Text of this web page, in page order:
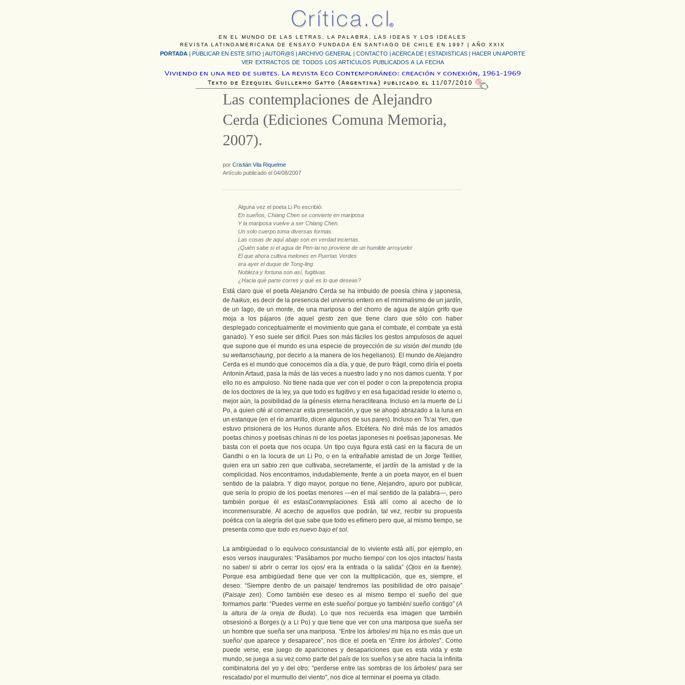
EN EL MUNDO DE LAS LETRAS, LA PALABRA, LAS IDEAS Y LOS IDEALES
REVISTA LATINOAMERICANA DE ENSAYO FUNDADA EN SANTIAGO DE CHILE EN 1997 | AÑO XXIX
PORTADA | PUBLICAR EN ESTE SITIO | AUTOR@S | ARCHIVO GENERAL | CONTACTO | ACERCA DE | ESTADISTICAS | HACER UN APORTE
VER EXTRACTOS DE TODOS LOS ARTICULOS PUBLICADOS A LA FECHA
Las contemplaciones de Alejandro
Cerda (Ediciones Comuna Memoria,
2007).
por Cristián Vila Riquelme
Artículo publicado el 04/08/2007
Alguna vez el poeta Li Po escribió:
En sueños, Chiang Chen se convierte en mariposa
Y la mariposa vuelve a ser Chiang Chen.
Un solo cuerpo toma diversas formas.
Las cosas de aquí abajo son en verdad inciertas.
¡Quién sabe si el agua de Pen-lai no proviene de un humilde arroyuelo!
El que ahora cultiva melones en Puertas Verdes
era ayer el duque de Tong-ling.
Nobleza y fortuna son así, fugitivas.
¿Hacia qué parte corres y qué es lo que deseas?
Está claro que el poeta Alejandro Cerda se ha imbuido de poesía china y japonesa,
de haikus, es decir de la presencia del universo entero en el minimalismo de un jardín,
de un lago, de un monte, de una mariposa o del chorro de agua de algún grifo que
moja a los pájaros (de aquel gestozen que tiene claro que sólo con haber
desplegado conceptualmente el movimiento que gana el combate, el combate ya está
ganado). Y eso suele ser difícil. Pues son más fáciles los gestos ampulosos de aquel
que supone que el mundo es una especie de proyección desu visión del mundo (de
suweltanschaung, por decirlo a la manera de los hegelianos). El mundo de Alejandro
Cerda es el mundo que conocemos día a día, y que, de puro frágil, como diría el poeta
Antonin Artaud, pasa la más de las veces a nuestro lado y no nos damos cuenta. Y por
ello no es ampuloso. No tiene nada que ver con el poder o con la prepotencia propia
de los doctores de la ley, ya que todo es fugitivo y en esa fugacidad reside lo eterno o,
mejor aún, la posibilidad de la génesis eterna heracliteana. Incluso en la muerte de Li
Po, a quien cité al comenzar esta presentación, y que se ahogó abrazado a la luna en
un estanque (en el río amarillo, dicen algunos de sus pares). Incluso en Ts’ai Yen, que
estuvo prisionera de los Hunos durante años. Etcétera. No diré más de los amados
poetas chinos y poetisas chinas ni de los poetas japoneses ni poetisas japonesas. Me
basta con el poeta que nos ocupa. Un tipo cuya figura está casi en la flacura de un
Gandhi o en la locura de un Li Po, o en la entrañable amistad de un Jorge Teillier,
quien era un sabio zen que cultivaba, secretamente, el jardín de la amistad y de la
complicidad. Nos encontramos, indudablemente, frente a un poeta mayor, en el buen
sentido de la palabra. Y digo mayor, porque no tiene, Alejandro, apuro por publicar,
que sería lo propio de los poetas menores ―en el mal sentido de la palabra―, pero
también porque éles estasContemplaciones. Está allí como al acecho de lo
inconmensurable. Al acecho de aquellos que podrán, tal vez, recibir su propuesta
poética con la alegría del que sabe que todo es efímero pero que, al mismo tiempo, se
presenta como que todo es nuevo bajo el sol.
La ambigüedad o lo equívoco consustancial de lo viviente está allí, por ejemplo, en
esos versos inaugurales: “Pasábamos por mucho tiempo/ con los ojos intactos/ hasta
no saber/ si abrir o cerrar los ojos/ era la entrada o la salida” (Ojos en la fuente).
Porque esa ambigüedad tiene que ver con la multiplicación, que es, siempre, el
deseo: “Siempre dentro de un paisaje/ tendremos las posibilidad de otro paisaje”
(Paisaje zen). Como también ese deseo es al mismo tiempo el sueño del que
formamos parte: “Puedes verme en este sueño/ porque yo también/ sueño contigo” (A
la altura de la oreja de Buda). Lo que nos recuerda esa imagen que también
obsesionó a Borges (y a Li Po) y que tiene que ver con una mariposa que sueña ser
un hombre que sueña ser una mariposa. “Entre los árboles/ mi hija no es más que un
sueño/ que aparece y desaparece”, nos dice el poeta en “Entre los árboles”. Como
puede verse, ese juego de apariciones y desapariciones que es esta vida y este
mundo, se juega a su vez como parte del país de los sueños y se abre hacia la infinita
combinatoria del yo y del otro: “perderse entre las sombras de los árboles/ para ser
rescatado/ por el murmullo del viento”, nos dice al terminar el poema ya citado.